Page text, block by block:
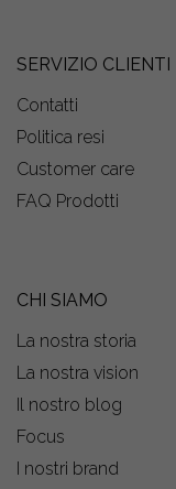
SERVIZIO CLIENTI
Contatti
Politica resi
Customer care
FAQ Prodotti
CHI SIAMO
La nostra storia
La nostra vision
Il nostro blog
Focus
I nostri brand